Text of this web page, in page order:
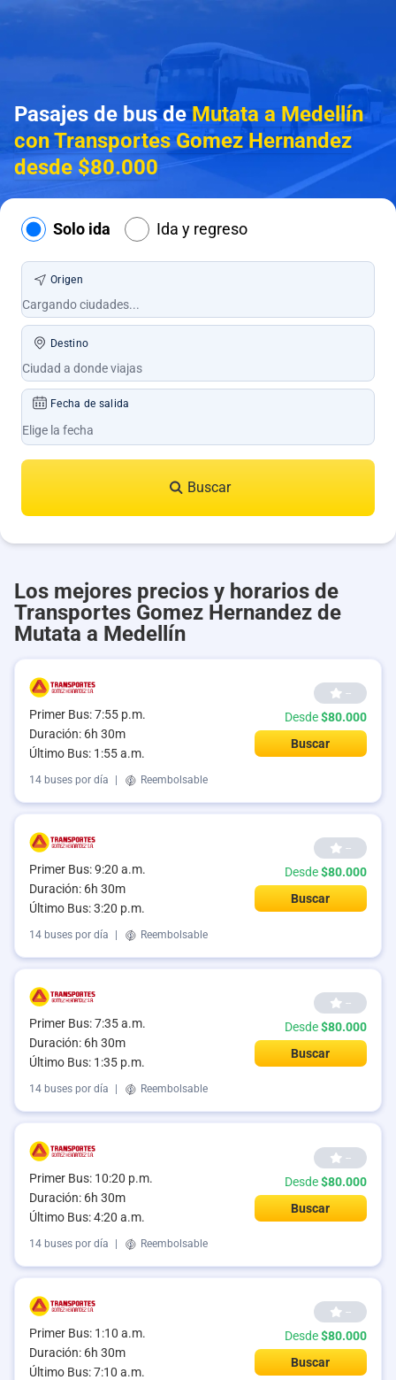
Pasajes de bus deMutata a Medellín
con Transportes Gomez Hernandez
desde $80.000
Solo ida Ida y regreso
Origen
Destino
Fecha de salida
Buscar
Los mejores precios y horarios de
Transportes Gomez Hernandez de
Mutata a Medellín
Primer Bus: 7:55 p.m.
Duración: 6h 30m
Último Bus: 1:55 a.m.
--
Desde$80.000
Buscar
14 buses por día Reembolsable
Primer Bus: 9:20 a.m.
Duración: 6h 30m
Último Bus: 3:20 p.m.
--
Desde$80.000
Buscar
14 buses por día | Reembolsable
Primer Bus: 7:35 a.m.
Duración: 6h 30m
Último Bus: 1:35 p.m.
--
Desde$80.000
Buscar
14 buses por día Reembolsable
Primer Bus: 10:20 p.m.
Duración: 6h 30m
Último Bus: 4:20 a.m.
--
Desde$80.000
Buscar
14 buses por día Reembolsable
Primer Bus: 1:10 a.m.
Duración: 6h 30m
Último Bus: 7:10 a.m.
--
Desde$80.000
Buscar